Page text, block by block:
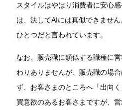
スタイルはやはり消費者に安心
は、決してAIには真似できませ
ひとつだと言われています。
なお、販売職に類似する職種に
わりありませんが、販売職の場
ず、お客さまのところへ「出向
買意欲のあるお客さまですが、